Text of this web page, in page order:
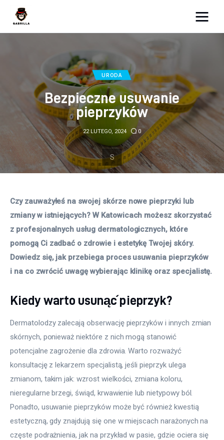
Lifestyle
Kunchnia i kulinaria
Zdrowie
Uroda
Więcej
URODA
Bezpieczne usuwanie
pieprzyków
22 LUTEGO, 2024 0
Czy zauważyłeś na swojej skórze nowe pieprzyki lub
zmiany w istniejących? W Katowicach możesz skorzystać
z profesjonalnych usług dermatologicznych, które
pomogą Ci zadbać o zdrowie i estetykę Twojej skóry.
Dowiedz się, jak przebiega proces usuwania pieprzyków
i na co zwrócić uwagę wybierając klinikę oraz specjalistę.
Kiedy warto usunąć pieprzyk?
Dermatolodzy zalecają obserwację pieprzyków i innych zmian
skórnych, ponieważ niektóre z nich mogą stanowić
potencjalne zagrożenie dla zdrowia. Warto rozważyć
konsultację z lekarzem specjalistą, jeśli pieprzyk ulega
zmianom, takim jak: wzrost wielkości, zmiana koloru,
nieregularne brzegi, świąd, krwawienie lub nietypowy ból.
Ponadto, usuwanie pieprzyków może być również kwestią
estetyczną, gdy znajdują się one w miejscach narażonych na
częste podrażnienia, jak na przykład w pasie, gdzie ociera się